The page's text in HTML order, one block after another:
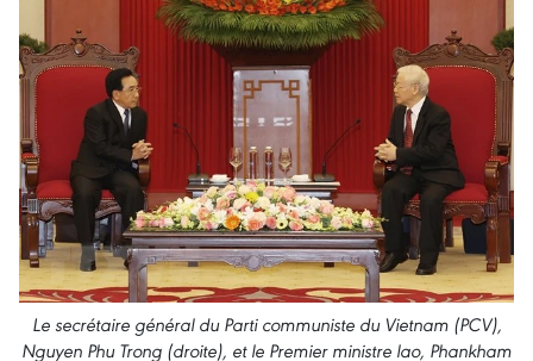
Le secrétaire général du Parti communiste du Vietnam (PCV),
Nguyen Phu Trong (droite), et le Premier ministre lao, Phankham